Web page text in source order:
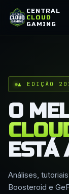
CENTRAL
CLOUD
GAMING
▲ EDIÇÃO
O
ESTÁ
Análises,
Boosteroid e